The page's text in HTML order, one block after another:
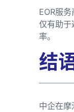
EOR服
仅有助于
率。
结
中企在